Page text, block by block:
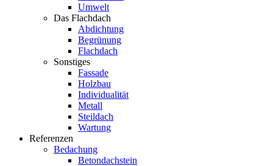
Umwelt
Das Flachdach
Abdichtung
Begrünung
Flachdach
Sonstiges
Fassade
Holzbau
Individualität
Metall
Steildach
Wartung
Referenzen
Bedachung
Betondachstein